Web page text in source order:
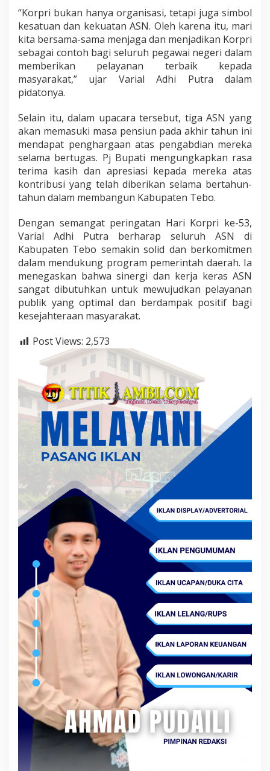
“Korpri bukan hanya organisasi, tetapi juga simbol
kesatuan dan kekuatan ASN. Oleh karena itu, mari
kita bersama-sama menjaga dan menjadikan Korpri
sebagai contoh bagi seluruh pegawai negeri dalam
memberikan pelayanan terbaik kepada
masyarakat,” ujar Varial Adhi Putra dalam
pidatonya.
Selain itu, dalam upacara tersebut, tiga ASN yang
akan memasuki masa pensiun pada akhir tahun ini
mendapat penghargaan atas pengabdian mereka
selama bertugas. Pj Bupati mengungkapkan rasa
terima kasih dan apresiasi kepada mereka atas
kontribusi yang telah diberikan selama bertahun-
tahun dalam membangun Kabupaten Tebo.
Dengan semangat peringatan Hari Korpri ke-53,
Varial Adhi Putra berharap seluruh ASN di
Kabupaten Tebo semakin solid dan berkomitmen
dalam mendukung program pemerintah daerah. Ia
menegaskan bahwa sinergi dan kerja keras ASN
sangat dibutuhkan untuk mewujudkan pelayanan
publik yang optimal dan berdampak positif bagi
kesejahteraan masyarakat.
Post Views: 2,573